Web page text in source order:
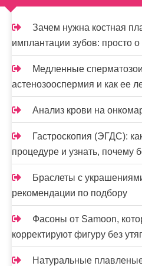
Зачем нужна костная
имплантации зубов: просто
Медленные
астенозооспермия и как ее
Анализ крови на
Гастроскопия (ЭГДС):
процедуре и узнать, почему
Браслеты с
рекомендации по подбору
Фасоны от Samoon,
корректируют фигуру без
Натуральные